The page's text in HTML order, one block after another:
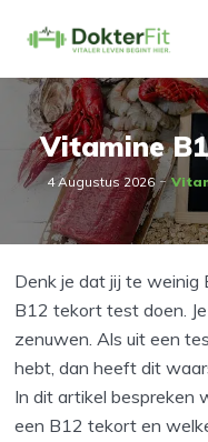
Vitamine
4 Augustus 2026
Denk je dat jij te weinig
B12 tekort test doen.
zenuwen. Als uit een
hebt, dan heeft dit
In dit artikel bespreken
een B12 tekort en